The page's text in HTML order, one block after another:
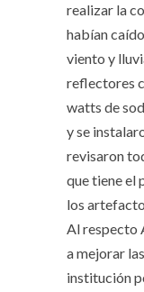
realizar la
habían
viento y
reflectores
watts de
y se
revisaron
que tiene el
los
Al respecto
a mejorar
institución